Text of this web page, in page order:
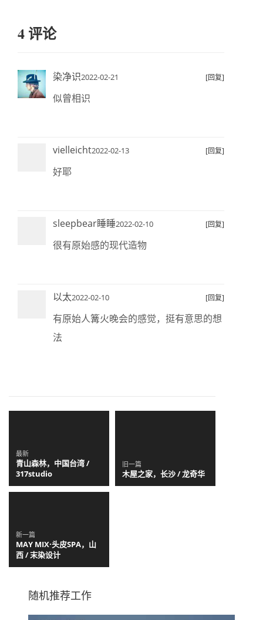
4 评论
染净识2022-02-21 [回复]
似曾相识
vielleicht2022-02-13 [回复]
好耶
sleepbear睡睡2022-02-10 [回复]
很有原始感的现代造物
以太2022-02-10 [回复]
有原始人篝火晚会的感觉，挺有意思的想
法
最新
青山森林，中国台湾 /
317studio
旧一篇
木屋之家，长沙 / 龙奇华
新一篇
MAY MIX·头皮SPA，山
西 / 末染设计
随机推荐工作